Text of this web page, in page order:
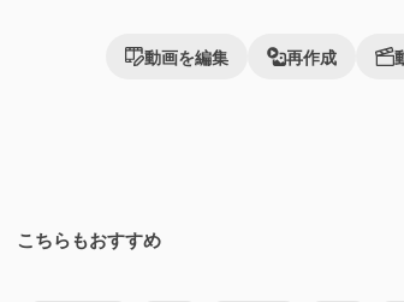
動画を編集 再作成
こちらもおすすめ